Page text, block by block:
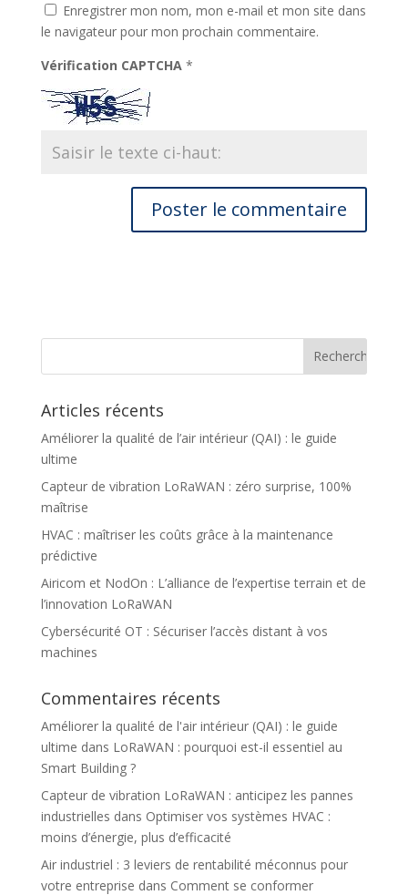
Enregistrer mon nom, mon e-mail et mon site dans
le navigateur pour mon prochain commentaire.
Vérification CAPTCHA *
Articles récents
Améliorer la qualité de l’air intérieur (QAI) : le guide
ultime
Capteur de vibration LoRaWAN : zéro surprise, 100%
maîtrise
HVAC : maîtriser les coûts grâce à la maintenance
prédictive
Airicom et NodOn : L’alliance de l’expertise terrain et de
l’innovation LoRaWAN
Cybersécurité OT : Sécuriser l’accès distant à vos
machines
Commentaires récents
Améliorer la qualité de l'air intérieur (QAI) : le guide
ultime dans LoRaWAN : pourquoi est-il essentiel au
Smart Building ?
Capteur de vibration LoRaWAN : anticipez les pannes
industrielles dans Optimiser vos systèmes HVAC :
moins d’énergie, plus d’efficacité
Air industriel : 3 leviers de rentabilité méconnus pour
votre entreprise dans Comment se conformer